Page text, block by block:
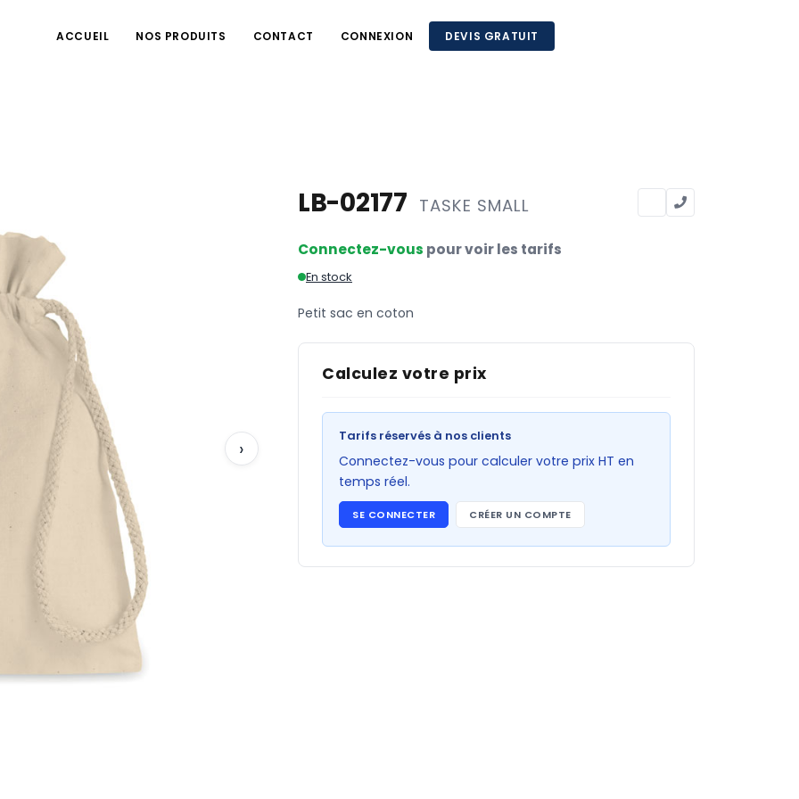
ACCUEIL NOS PRODUITS CONTACT CONNEXION DEVIS GRATUIT
›
LB-02177 TASKE SMALL
Connectez-vous pour voir les tarifs
En stock
Petit sac en coton
Calculez votre prix
Tarifs réservés à nos clients
Connectez-vous pour calculer votre prix HT en
temps réel.
SE CONNECTER CRÉER UN COMPTE